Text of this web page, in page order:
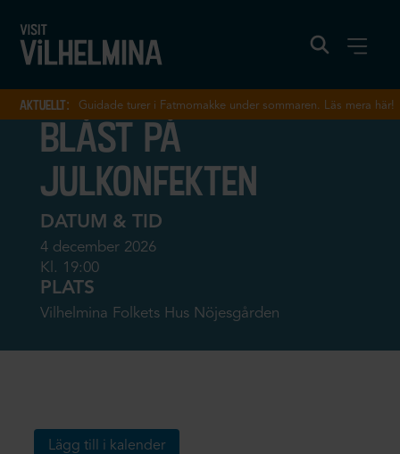
aktuellt: Guidade turer i Fatmomakke under sommaren. Läs mera här!
blåst på
julkonfekten
DATUM & TID
4 december 2026
Kl. 19:00
PLATS
Vilhelmina Folkets Hus Nöjesgården
Lägg till i kalender